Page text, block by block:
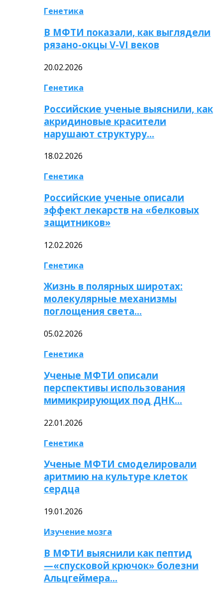
Генетика
В МФТИ показали, как выглядели
рязано-окцы V-VI веков
20.02.2026
Генетика
Российские ученые выяснили, как
акридиновые красители
нарушают структуру…
18.02.2026
Генетика
Российские ученые описали
эффект лекарств на «белковых
защитников»
12.02.2026
Генетика
Жизнь в полярных широтах:
молекулярные механизмы
поглощения света…
05.02.2026
Генетика
Ученые МФТИ описали
перспективы использования
мимикрирующих под ДНК…
22.01.2026
Генетика
Ученые МФТИ смоделировали
аритмию на культуре клеток
сердца
19.01.2026
Изучение мозга
В МФТИ выяснили как пептид
—«спусковой крючок» болезни
Альцгеймера…